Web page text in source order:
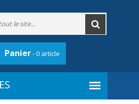
Panier- 0 article